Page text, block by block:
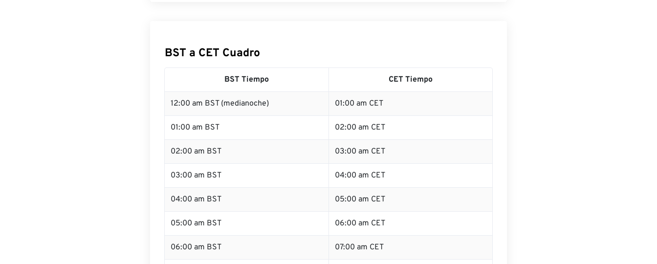
BST a CET Cuadro
BST Tiempo CET Tiempo
12:00 am BST (medianoche) 01:00 am CET
01:00 am BST 02:00 am CET
02:00 am BST 03:00 am CET
03:00 am BST 04:00 am CET
04:00 am BST 05:00 am CET
05:00 am BST 06:00 am CET
06:00 am BST 07:00 am CET